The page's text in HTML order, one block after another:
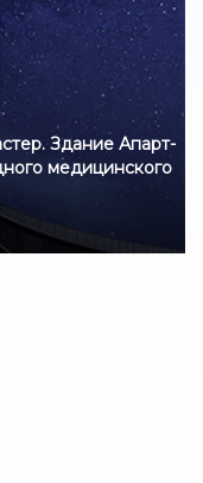
Здание Апарт-
медицинского